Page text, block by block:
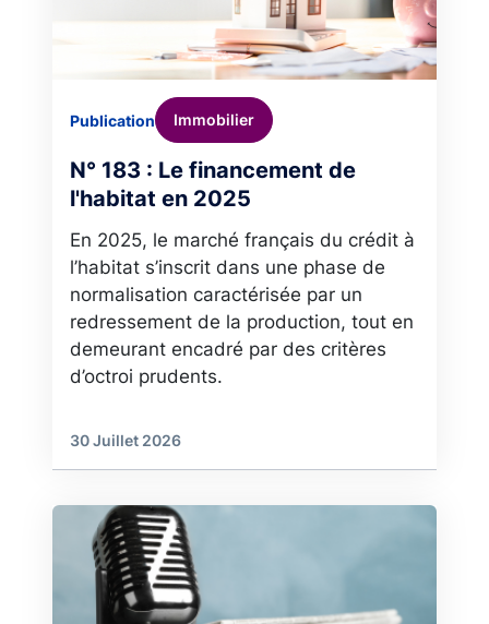
N° 183 : Le financement de
l'habitat en 2025
Publication Immobilier
En 2025, le marché français du crédit à
l’habitat s’inscrit dans une phase de
normalisation caractérisée par un
redressement de la production, tout en
demeurant encadré par des critères
d’octroi prudents.
30 Juillet 2026
Image